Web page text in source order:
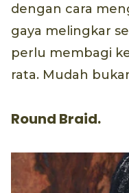
dengan cara
gaya melingkar
perlu membagi
rata. Mudah
Round Braid.